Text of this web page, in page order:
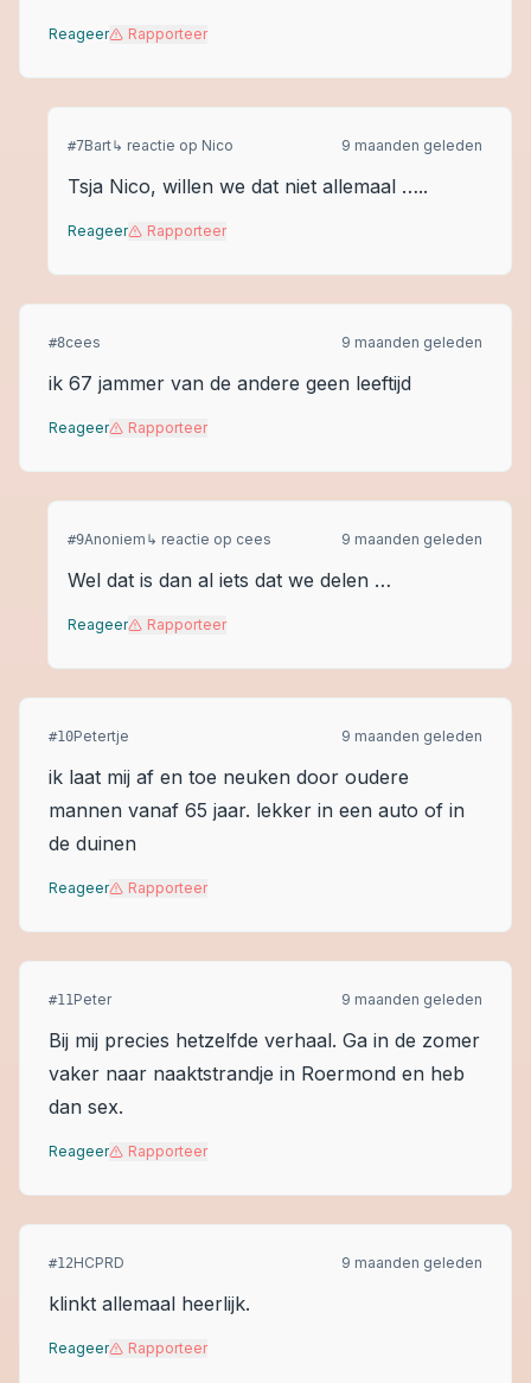
Reageer Rapporteer
#7Bart↳ reactie op Nico 9 maanden geleden
Tsja Nico, willen we dat niet allemaal …..
Reageer Rapporteer
#8cees 9 maanden geleden
ik 67 jammer van de andere geen leeftijd
Reageer Rapporteer
#9Anoniem ↳ reactie op cees 9 maanden geleden
Wel dat is dan al iets dat we delen …
Reageer Rapporteer
#10Petertje 9 maanden geleden
ik laat mij af en toe neuken door oudere
mannen vanaf 65 jaar. lekker in een auto of in
de duinen
Reageer Rapporteer
#11Peter 9 maanden geleden
Bij mij precies hetzelfde verhaal. Ga in de zomer
vaker naar naaktstrandje in Roermond en heb
dan sex.
Reageer Rapporteer
#12HCPRD 9 maanden geleden
klinkt allemaal heerlijk.
Reageer Rapporteer